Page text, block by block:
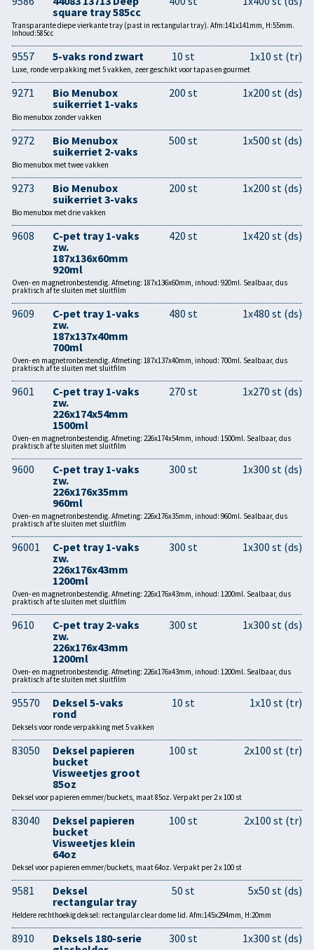
square tray 585cc
Transparante diepe vierkante tray (past in rectangular tray). Afm:141x141mm, H:55mm.
Inhoud:585cc
9557 5-vaks rond zwart 10 st 1x10 st (tr)
Luxe, ronde verpakking met 5 vakken, zeer geschikt voor tapas en gourmet
9271
Bio Menubox
suikerriet 1-vaks
200 st 1x200 st (ds)
Bio menubox zonder vakken
9272
Bio Menubox
suikerriet 2-vaks
500 st 1x500 st (ds)
Bio menubox met twee vakken
9273
Bio Menubox
suikerriet 3-vaks
200 st 1x200 st (ds)
Bio menubox met drie vakken
9608
C-pet tray 1-vaks
zw.
187x136x60mm
920ml
420 st 1x420 st (ds)
Oven- en magnetronbestendig. Afmeting: 187x136x60mm, inhoud: 920ml. Sealbaar, dus
praktisch af te sluiten met sluitfilm
9609
C-pet tray 1-vaks
zw.
187x137x40mm
700ml
480 st 1x480 st (ds)
Oven- en magnetronbestendig. Afmeting: 187x137x40mm, inhoud: 700ml. Sealbaar, dus
praktisch af te sluiten met sluitfilm
9601
C-pet tray 1-vaks
zw.
226x174x54mm
1500ml
270 st 1x270 st (ds)
Oven- en magnetronbestendig. Afmeting: 226x174x54mm, inhoud: 1500ml. Sealbaar, dus
praktisch af te sluiten met sluitfilm
9600
C-pet tray 1-vaks
zw.
226x176x35mm
960ml
300 st 1x300 st (ds)
Oven- en magnetronbestendig. Afmeting: 226x176x35mm, inhoud: 960ml. Sealbaar, dus
praktisch af te sluiten met sluitfilm
96001
C-pet tray 1-vaks
zw.
226x176x43mm
1200ml
300 st 1x300 st (ds)
Oven- en magnetronbestendig. Afmeting: 226x176x43mm, inhoud: 1200ml. Sealbaar, dus
praktisch af te sluiten met sluitfilm
9610
C-pet tray 2-vaks
zw.
226x176x43mm
1200ml
300 st 1x300 st (ds)
Oven- en magnetronbestendig. Afmeting: 226x176x43mm, inhoud: 1200ml. Sealbaar, dus
praktisch af te sluiten met sluitfilm
95570
Deksel 5-vaks
rond
10 st 1x10 st (tr)
Deksels voor ronde verpakking met 5 vakken
83050
Deksel papieren
bucket
Visweetjes groot
85oz
100 st 2x100 st (tr)
Deksel voor papieren emmer/buckets, maat 85oz. Verpakt per 2 x 100 st
83040
Deksel papieren
bucket
Visweetjes klein
64oz
100 st 2x100 st (tr)
Deksel voor papieren emmer/buckets, maat 64oz. Verpakt per 2 x 100 st
9581
Deksel
rectangular tray
50 st 5x50 st (ds)
Heldere rechthoekig deksel: rectangular clear dome lid. Afm:145x294mm, H:20mm
8910
Deksels 180-serie
300 st 1x300 st (ds)